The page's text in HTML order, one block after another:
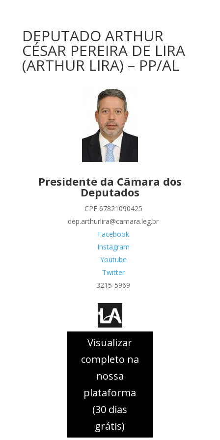
DEPUTADO ARTHUR
CÉSAR PEREIRA DE LIRA
(ARTHUR LIRA) – PP/AL
Presidente da Câmara dos
Deputados
CPF 67821090425
dep.arthurlira@camara.leg.br
Facebook
Instagram
Youtube
Twitter
3215-5969
Visualizar
completo na
nossa
plataforma
(30 dias
grátis)